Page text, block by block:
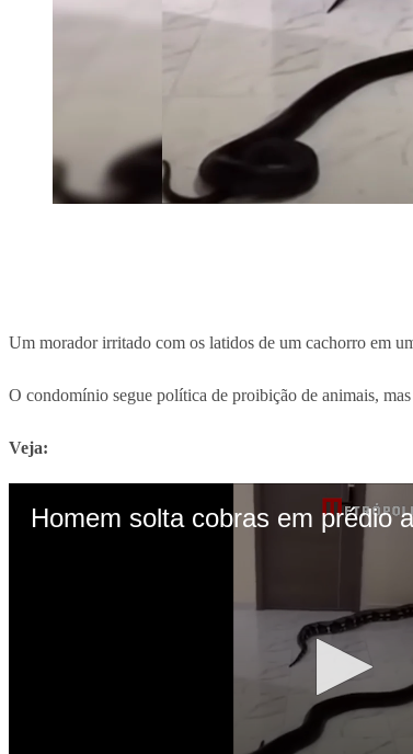
Um morador irritado com os latidos de um cachorro em
O condomínio segue política de proibição de animais,
Veja: